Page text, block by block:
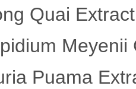
Extract
Meyenii
Extract